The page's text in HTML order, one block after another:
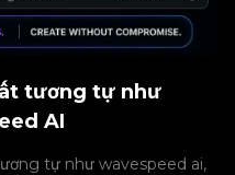
tương tự như
AI
tự như wavespeed ai,